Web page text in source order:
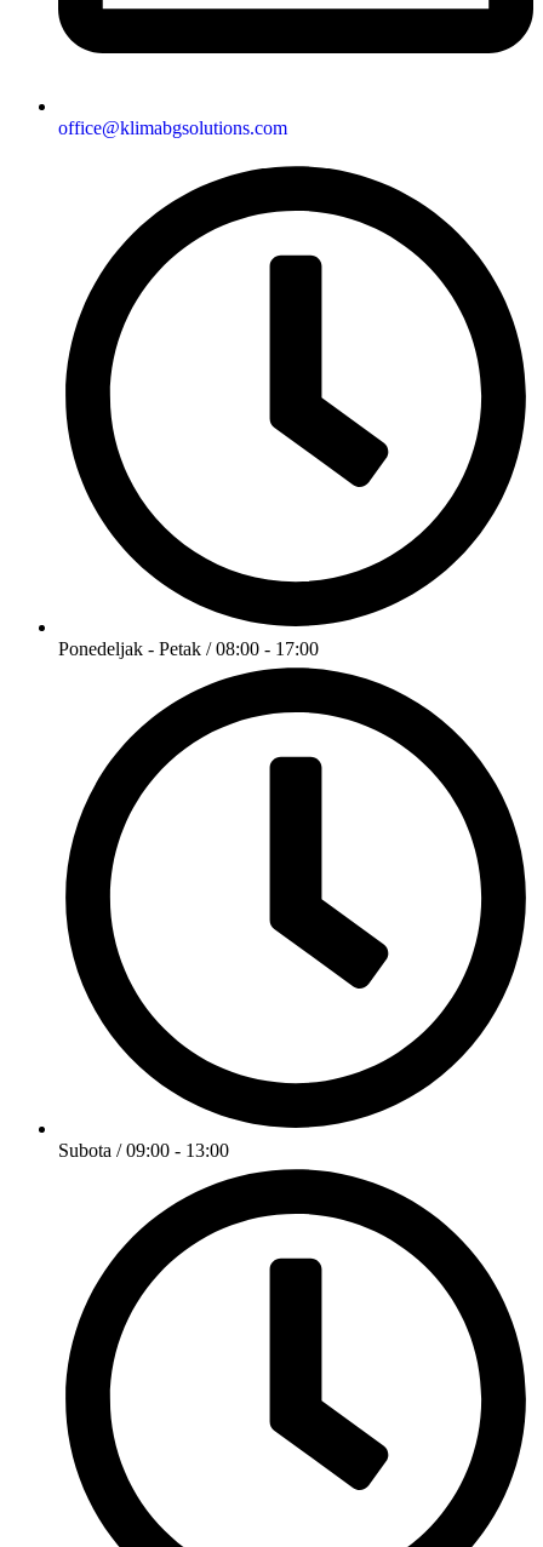
office@klimabgsolutions.com
Ponedeljak - Petak / 08:00 - 17:00
Subota / 09:00 - 13:00